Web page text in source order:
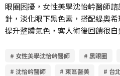
眼圈困擾，女性美學沈怡岒醫師
針，淡化眼下黑色素，搭配緹奧
提升整體氣色，客人術後回饋很
# 女性美學沈怡岒醫師 # 黑眼圈
# 沈怡岒醫師
# 東區醫美 # 台